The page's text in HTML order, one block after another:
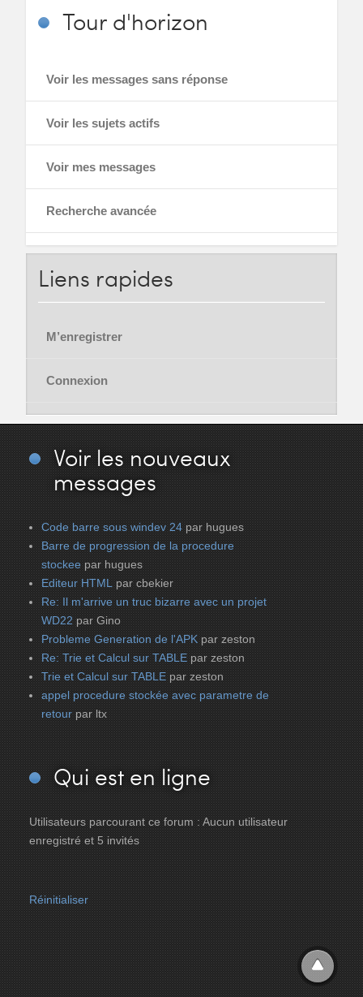
Tourd'horizon
Voir les messages sans réponse
Voir les sujets actifs
Voir mes messages
Recherche avancée
Liens rapides
M’enregistrer
Connexion
Voir les nouveaux
messages
Code barre sous windev 24 par hugues
Barre de progression de la procedure
stockee par hugues
Editeur HTML par cbekier
Re: Il m'arrive un truc bizarre avec un projet
WD22 par Gino
Probleme Generation de l'APK par zeston
Re: Trie et Calcul sur TABLE par zeston
Trie et Calcul sur TABLE par zeston
appel procedure stockée avec parametre de
retour par ltx
Qui est en ligne
Utilisateurs parcourant ce forum : Aucun utilisateur
enregistré et 5 invités
Réinitialiser